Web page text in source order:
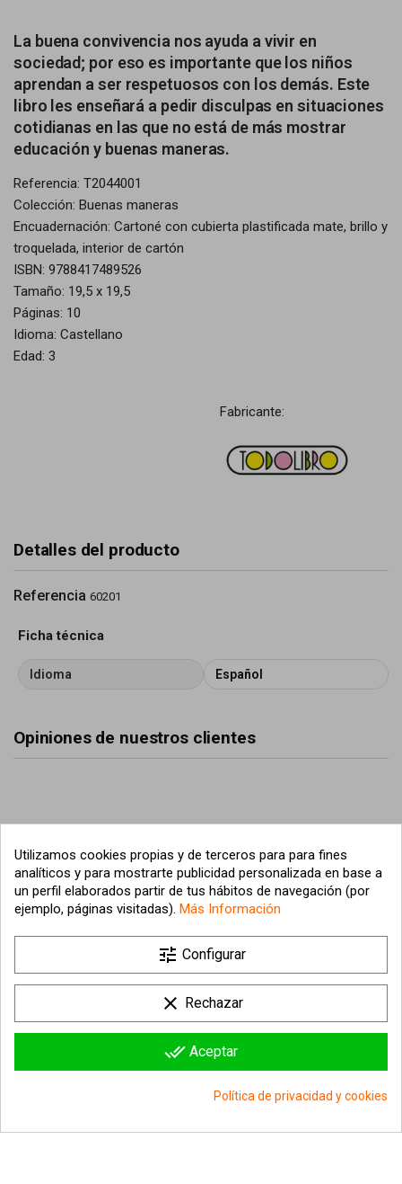
La buena convivencia nos ayuda a vivir en
sociedad; por eso es importante que los niños
aprendan a ser respetuosos con los demás. Este
libro les enseñará a pedir disculpas en situaciones
cotidianas en las que no está de más mostrar
educación y buenas maneras.
Referencia: T2044001
Colección: Buenas maneras
Encuadernación: Cartoné con cubierta plastificada mate, brillo y
troquelada, interior de cartón
ISBN: 9788417489526
Tamaño: 19,5 x 19,5
Páginas: 10
Idioma: Castellano
Edad: 3
Fabricante:
Detalles del producto
Referencia 60201
Ficha técnica
Idioma Español
Opiniones de nuestros clientes
Información sobre la tienda 
Utilizamos cookies propias y de terceros para para fines
analíticos y para mostrarte publicidad personalizada en base a
un perfil elaborados partir de tus hábitos de navegación (por
ejemplo, páginas visitadas). Más Información
tune Configurar
clear Rechazar
done_all Aceptar
Política de privacidad y cookies